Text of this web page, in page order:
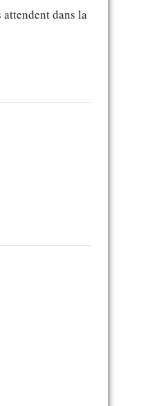
dans la